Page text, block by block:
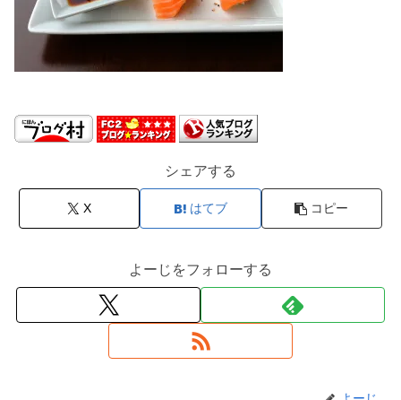
シェアする
X はてブ コピー
よーじをフォローする